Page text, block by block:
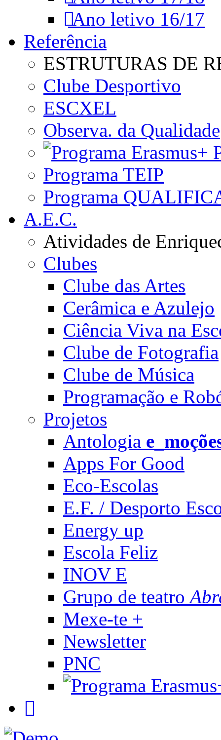
Ano letivo 16/17
Referência
ESTRUTURAS DE
Clube Desportivo
ESCXEL
Observa. da Qualidade
Programa TEIP
Programa
A.E.C.
Atividades de
Clubes
Clube das Artes
Cerâmica e Azulejo
Ciência Viva na
Clube de Fotografia
Clube de Música
Programação e
Projetos
Antologia
Apps For Good
Eco-Escolas
E.F. / Desporto
Energy up
Escola Feliz
INOV E
Grupo de teatro
Mexe-te +
Newsletter
PNC